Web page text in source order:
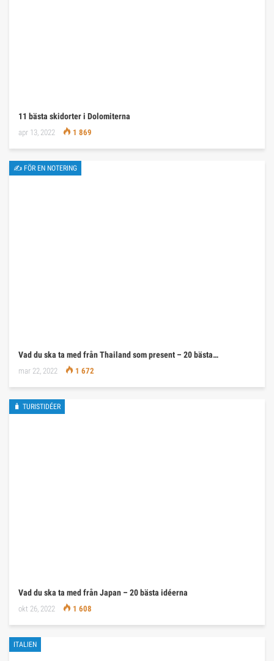
11 bästa skidorter i Dolomiterna
apr 13, 2022 1 869
✍ FÖR EN NOTERING
Vad du ska ta med från Thailand som present – 20 bästa…
mar 22, 2022 1 672
🧳 TURISTIDÉER
Vad du ska ta med från Japan – 20 bästa idéerna
okt 26, 2022 1 608
ITALIEN